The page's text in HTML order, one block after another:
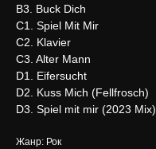
B3. Buck Dich
C1. Spiel Mit Mir
C2. Klavier
C3. Alter Mann
D1. Eifersucht
D2. Kuss Mich (Fellfrosch)
D3. Spiel mit mir (2023 Mix)
Жанр: Рок